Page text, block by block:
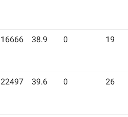
16666 38.9 0 19
22497 39.6 0 26